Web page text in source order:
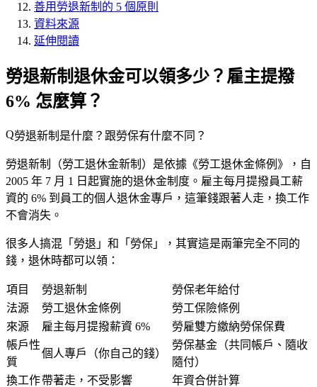
善用勞退新制的 5 個原則
資料來源
延伸閱讀
勞退新制退休金可以領多少？雇主提撥
6% 怎麼算？
勞退新制是什麼？跟勞保有什麼不同？
勞退新制（勞工退休金新制）是依據《勞工退休金條例》，自
2005 年 7 月 1 日起實施的退休金制度。雇主每月提撥員工薪
資的 6% 到員工的個人退休金專戶 ，這筆錢跟著人走，換工作
不會消失。
很多人搞混「勞退」和「勞保」，其實這是兩筆完全不同的
錢，退休時都可以領 ：
項目 勞退新制
勞保老年給付
法源
勞工退休金條例
勞工保險條例
來源
雇主每月提撥薪資 6%
勞雇雙方繳納勞保保費
帳戶性
質
個人專戶（你自己的錢）
勞保基金（共同帳戶、隨收
隨付）
換工作帶著走，不受影響
年資合併計算